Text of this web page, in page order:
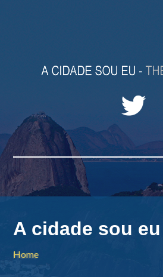
A cidade sou eu
Home